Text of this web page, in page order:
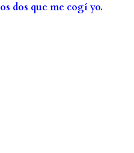
dos que me cogí yo.